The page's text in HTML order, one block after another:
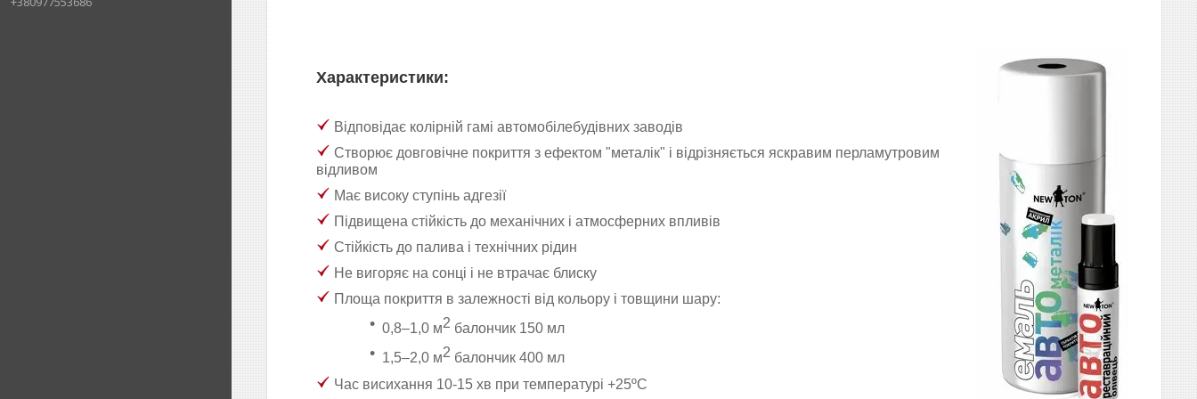
Характеристики:
Відповідає колірній гамі автомобілебудівних заводів
Створює довговічне покриття з ефектом "металік" і відрізняється яскравим перламутровим
відливом
Має високу ступінь адгезії
Підвищена стійкість до механічних і атмосферних впливів
Стійкість до палива і технічних рідин
Не вигоряє на сонці і не втрачає блиску
Площа покриття в залежності від кольору і товщини шару:
0,8–1,0 м2 балончик 150 мл
1,5–2,0 м2 балончик 400 мл
Час висихання 10-15 хв при температурі +25ºС